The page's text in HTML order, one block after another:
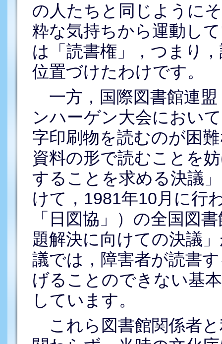
の人たちと同じように
粋な気持ちから運動し
は「読書権」，つまり
位置づけたわけです。
一方，国際図書館連盟
ンハーゲン大会におい
字印刷物を読むのが困
資料の形で読むことを
することを求める決議
けて，1981年10月に行
「日図協」）の全国図
題解決に向けての決議
議では，障害者が読書
げることのできない基
しています。
これら図書館関係者